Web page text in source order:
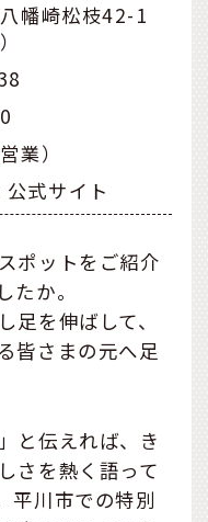
幡崎松枝42-1
業）
式サイト
ポットをご紹介
たか。
足を伸ばして、
皆さまの元へ足
と伝えれば、き
さを熱く語って
平川市での特別